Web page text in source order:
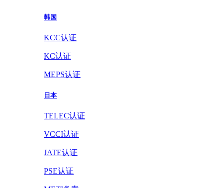
韩国
KCC认证
KC认证
MEPS认证
日本
TELEC认证
VCCI认证
JATE认证
PSE认证